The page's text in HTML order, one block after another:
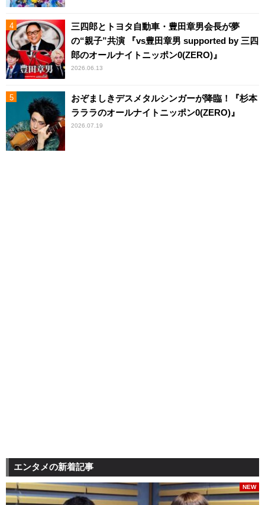
三四郎とトヨタ自動車・豊田章男会長が夢
の“親子”共演 『vs豊田章男 supported by 三四
郎のオールナイトニッポン0(ZERO)』
2026.06.13
おぞましきデスメタルシンガーが降臨！『杉本
ラララのオールナイトニッポン0(ZERO)』
2026.07.19
エンタメの新着記事
NEW